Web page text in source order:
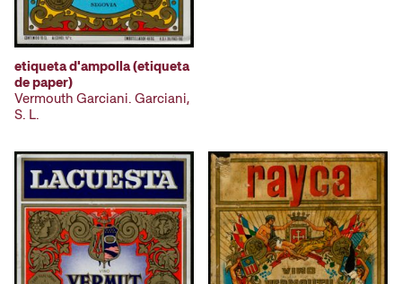
etiqueta d'ampolla (etiqueta
de paper)
Vermouth Garciani. Garciani,
S. L.